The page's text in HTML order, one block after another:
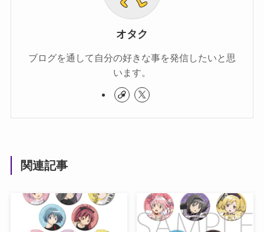
オタク
ブログを通して自分の好きな事を発信したいと思
います。
関連記事